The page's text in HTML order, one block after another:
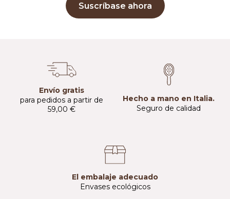
Suscríbase ahora
Envío gratis
para pedidos a partir de
59,00 €
Hecho a mano en Italia.
Seguro de calidad
El embalaje adecuado
Envases ecológicos